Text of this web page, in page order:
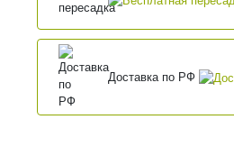
Доставка по РФ